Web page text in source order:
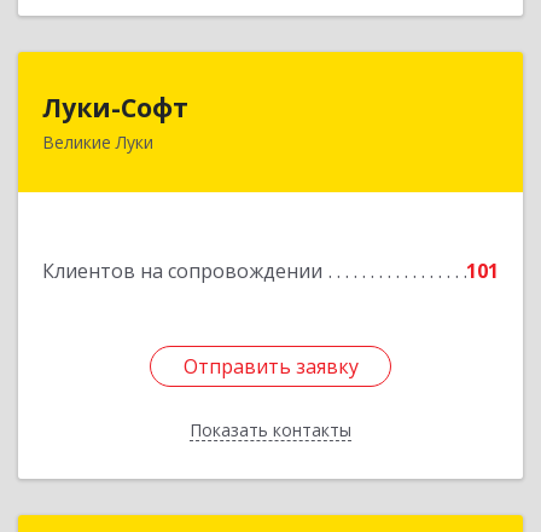
Луки-Софт
Великие Луки
Клиентов на сопровождении 101
Отправить заявку
Показать контакты
182113, Псковская обл, Великие Луки г,
Отправить заявку
Назад